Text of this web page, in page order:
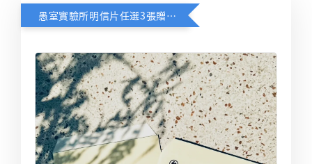
愚室實驗所明信片任選3張贈送限定台北觀光信封